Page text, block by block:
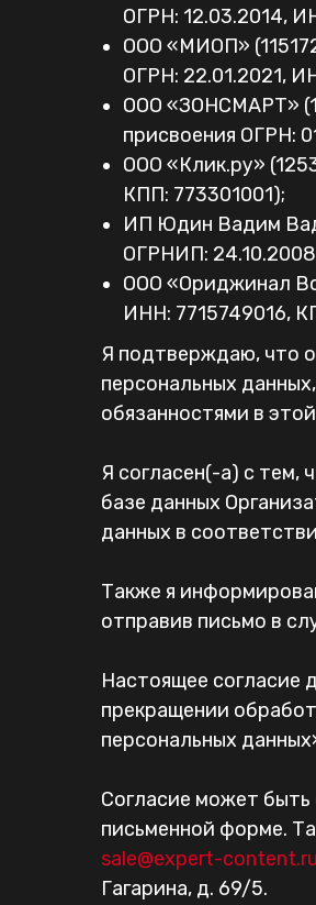
ОГРН: 12.03.2014,
ООО «МИОП»
ОГРН: 22.01.2021,
ООО «ЗОНСМАРТ»
присвоения ОГРН:
ООО «Клик.ру»
КПП: 773301001);
ИП Юдин Вадим
ОГРНИП:
ООО «Ориджинал
ИНН: 7715749016,
Я подтверждаю, что
персональных
обязанностями в
Я согласен(-а) с тем,
базе данных
данных в
Также я
отправив письмо в
Настоящее согласие
прекращении
персональных
Согласие может быть
письменной форме.
sale@expert-content.ru
Гагарина, д. 69/5.